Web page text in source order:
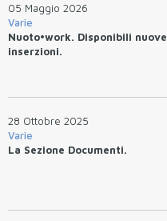
05 Maggio 2026
Varie
Nuoto•work. Disponibili nuove
inserzioni.
28 Ottobre 2025
Varie
La Sezione Documenti.